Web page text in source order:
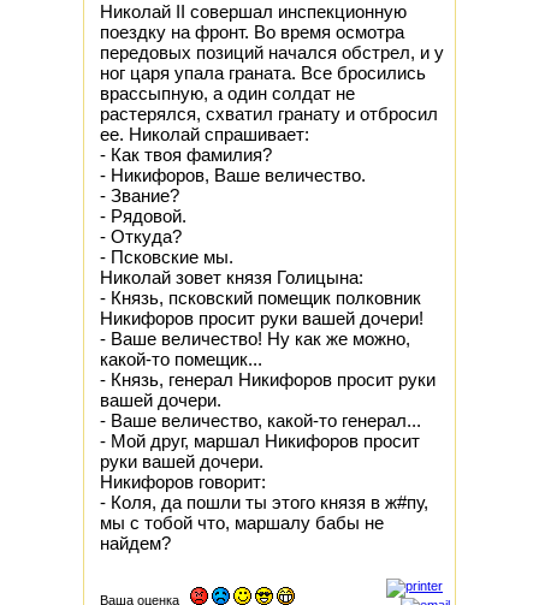
Николай II совершал инспекционную
поездку на фронт. Во время осмотра
передовых позиций начался обстрел, и у
ног царя упала граната. Все бросились
врассыпную, а один солдат не
растерялся, схватил гранату и отбросил
ее. Николай спрашивает:
- Как твоя фамилия?
- Никифоров, Ваше величество.
- Звание?
- Рядовой.
- Откуда?
- Псковские мы.
Николай зовет князя Голицына:
- Князь, псковский помещик полковник
Никифоров просит руки вашей дочери!
- Ваше величество! Ну как же можно,
какой-то помещик...
- Князь, генерал Никифоров просит руки
вашей дочери.
- Ваше величество, какой-то генерал...
- Мой друг, маршал Никифоров просит
руки вашей дочери.
Никифоров говорит:
- Коля, да пошли ты этого князя в ж#пу,
мы с тобой что, маршалу бабы не
найдем?
Ваша оценка